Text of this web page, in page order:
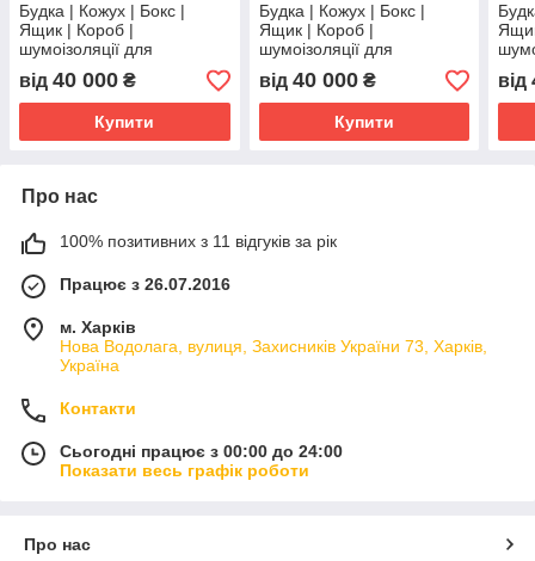
Будка | Кожух | Бокс |
Ящик | Короб |
шумоізоляції для
Генератора 100x100x90
см.
від 40 000 ₴
Купити
Будка | Кожух | Бокс |
Ящик | Короб |
шумоізоляції для
Генератора
від 40 000₴
Купити
від
Про нас
100% позитивних з 11 відгуків за рік
Працює з 26.07.2016
м. Харків
Нова Водолага, вулиця, Захисників України 73, Харків,
Україна
Контакти
Сьогодні працює з 00:00 до 24:00
Показати весь графік роботи
Про нас